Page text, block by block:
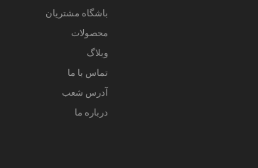
باشگاه مشتریان
محصولات
وبلاگ
تماس با ما
آدرس شعب
درباره ما